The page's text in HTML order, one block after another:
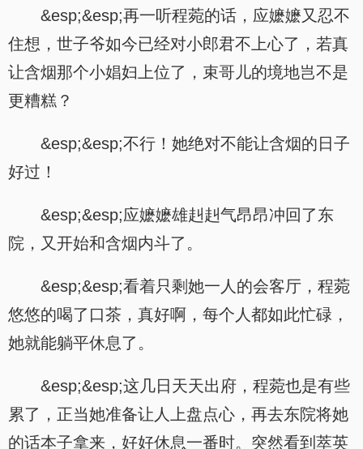
&esp;&esp;再一听程菀的话，应嬷嬷又忍不
住想，世子爷如今已经对小郎君不上心了，若真
让含烟那个小娼妇上位了，束哥儿的境地岂不是
更糟糕？
&esp;&esp;不行！她绝对不能让含烟的日子
好过！
&esp;&esp;应嬷嬷雄赳赳气昂昂冲回了东
院，又开始和含烟内斗了。
&esp;&esp;看着只剩她一人的会客厅，程菀
悠悠的喝了口茶，真好啊，每个人都如此忙碌，
她就能躺平休息了。
&esp;&esp;这几日天天出府，程菀也是有些
累了，正当她准备让人上盘点心，再去东院将她
的话本子拿来，好好休息一番时。突然看到萃英